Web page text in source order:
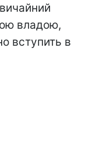
владою,
вступить в